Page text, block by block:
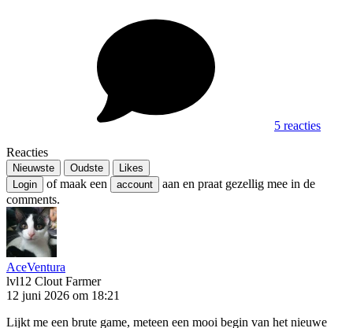
5 reacties
Reacties
Nieuwste Oudste
Likes
Login
of maak een account
aan en praat gezellig mee in de
comments.
AceVentura
lvl12 Clout Farmer
12 juni 2026 om 18:21
Lijkt me een brute game, meteen een mooi begin van het nieuwe